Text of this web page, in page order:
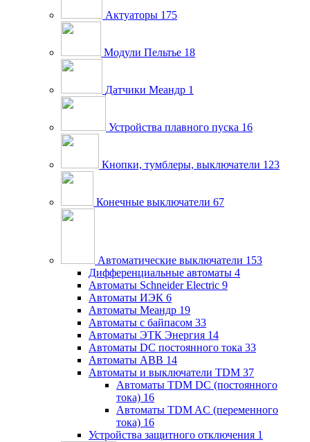
Актуаторы 175
Модули Пельтье 18
Датчики Меандр 1
Устройства плавного пуска 16
Кнопки, тумблеры, выключатели 123
Конечные выключатели 67
Автоматические выключатели 153
Дифференциальные автоматы 4
Автоматы Schneider Electric 9
Автоматы ИЭК 6
Автоматы Меандр 19
Автоматы с байпасом 33
Автоматы ЭТК Энергия 14
Автоматы DC постоянного тока 33
Автоматы ABB 14
Автоматы и выключатели TDM 37
Автоматы TDM DC (постоянного
тока) 16
Автоматы TDM AC (переменного
тока) 16
Устройства защитного отключения 1